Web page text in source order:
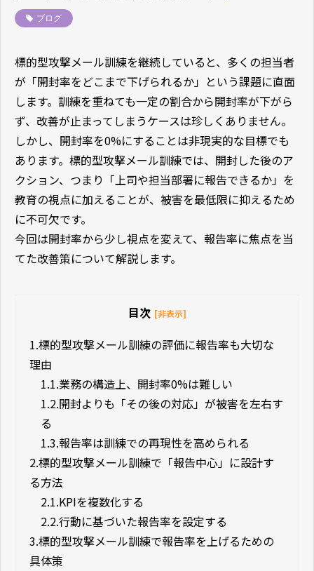
ブログ
標的型攻撃メール訓練を継続していると、多くの担当者
が「開封率をどこまで下げられるか」という課題に直面
します。訓練を重ねても一定の割合から開封率が下がら
ず、改善が止まってしまうケースは珍しくありません。
しかし、開封率を0%にすることは非現実的な目標でも
あります。標的型攻撃メール訓練では、開封した後のア
クション、つまり「上司や担当部署に報告できるか」を
教育の視点に加えることが、被害を最低限に抑えるため
に不可欠です。
今回は開封率から少し視点を変えて、報告率に焦点を当
てた改善策について解説します。
目次 [非表示]
1.標的型攻撃メール訓練の評価に報告率も大切な
理由
1.1.業務の構造上、開封率0%は難しい
1.2.開封よりも「その後の対応」が被害を左右す
る
1.3.報告率は訓練での再現性を高められる
2.標的型攻撃メール訓練で「報告中心」に設計す
る方法
2.1.KPIを複数化する
2.2.行動に基づいた報告率を設定する
3.標的型攻撃メール訓練で報告率を上げるための
具体策